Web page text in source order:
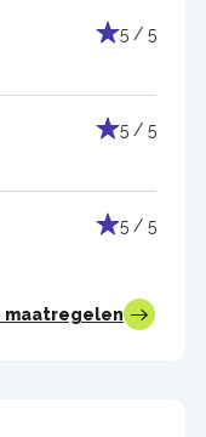
5 / 5
5 / 5
5 / 5
maatregelen